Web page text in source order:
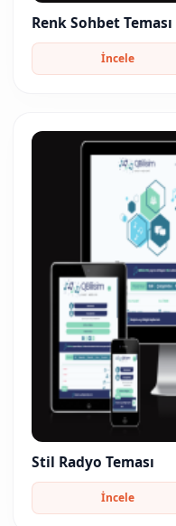
Renk Sohbet Teması
İncele
Stil Radyo Teması
İncele